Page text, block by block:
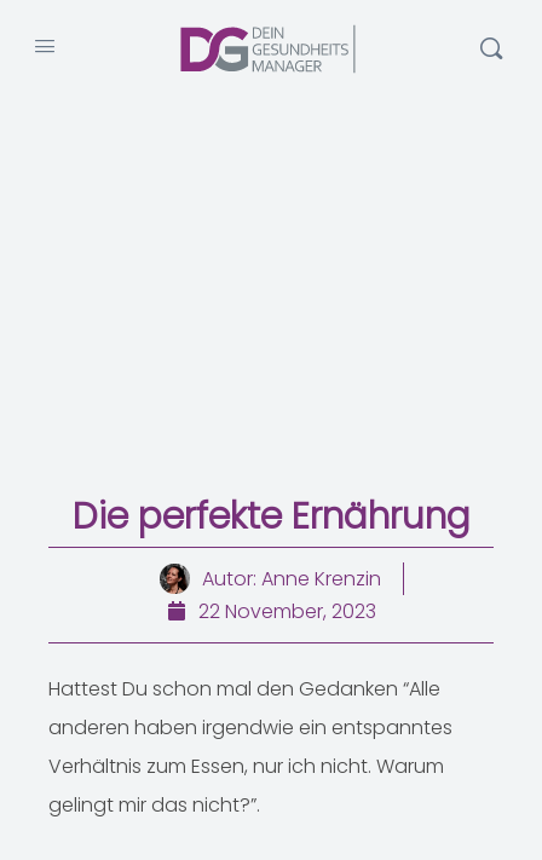
Die perfekte Ernährung
Autor: Anne Krenzin
22 November, 2023
Hattest Du schon mal den Gedanken “Alle
anderen haben irgendwie ein entspanntes
Verhältnis zum Essen, nur ich nicht. Warum
gelingt mir das nicht?”.